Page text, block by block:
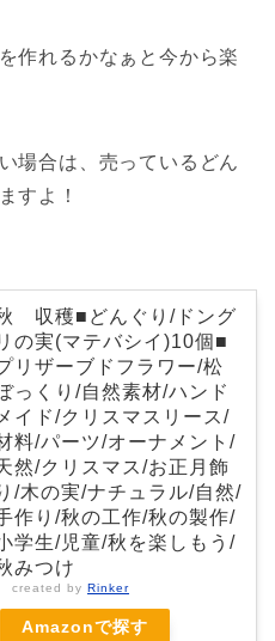
作れるかなぁと今から楽
場合は、売っているどん
すよ！
収穫■どんぐり/ドング
の実(マテバシイ)10個■
リザーブドフラワー/松
っくり/自然素材/ハンド
メイド/クリスマスリース/
料/パーツ/オーナメント/
然/クリスマス/お正月飾
/木の実/ナチュラル/自然/
作り/秋の工作/秋の製作/
学生/児童/秋を楽しもう/
みつけ
created by Rinker
Amazonで探す